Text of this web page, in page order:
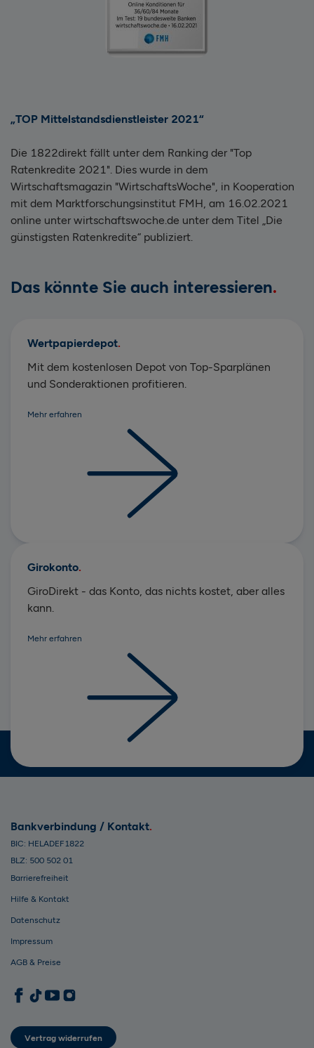
„TOP Mittelstandsdienstleister 2021“
Die 1822direkt fällt unter dem Ranking der "Top
Ratenkredite 2021". Dies wurde in dem
Wirtschaftsmagazin "WirtschaftsWoche", in Kooperation
mit dem Marktforschungsinstitut FMH, am 16.02.2021
online unter wirtschaftswoche.de unter dem Titel „Die
günstigsten Ratenkredite“ publiziert.
Das könnte Sie auch interessieren
Wertpapierdepot
Mit dem kostenlosen Depot von Top-Sparplänen
und Sonderaktionen profitieren.
Mehr erfahren
Girokonto
GiroDirekt - das Konto, das nichts kostet, aber alles
kann.
Mehr erfahren
Bankverbindung / Kontakt
BIC: HELADEF1822
BLZ: 500 502 01
Barrierefreiheit
Hilfe & Kontakt
Datenschutz
Impressum
AGB & Preise
1822direkt auf Facebook
1822direkt auf TikTok
1822direkt auf YouTube
1822direkt auf Instagram
Vertrag widerrufen